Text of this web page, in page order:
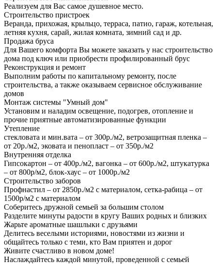
Реализуем для Вас самое душевное место.
Строительство пристроек
Веранда, прихожая, крыльцо, терраса, патио, гараж, котельная,
летняя кухня, сарай, жилая комната, зимний сад и др.
Продажа бруса
Для Вашего комфорта Вы можете заказать у нас строительство
дома под ключ или приобрести профилированный брус
Реконструкция и ремонт
Выполним работы по капитальному ремонту, после
строительства, а также оказываем сервисное обслуживание
домов
Монтаж системы "Умный дом"
Установим и наладим освещение, подогрев, отопление и
прочие приятные автоматизированные функции
Утепление
стекловата и мин.вата – от 300р./м2, ветрозащитная пленка –
от 20р./м2, эковата и пенопласт – от 350р./м2
Внутренняя отделка
Гипсокартон – от 400р./м2, вагонка – от 600р./м2, штукатурка
– от 800р/м2, блок-хаус – от 1000р./м2
Строительство заборов
Профнастил – от 2850р./м2 с материалом, сетка-рабица – от
1500р/м2 с материалом
Соберитесь дружной семьей за большим столом
Разделите минуты радости в кругу Ваших родных и близких
Жарьте ароматные шашлыки с друзьями
Делитесь веселыми историями, новостями из жизни и
общайтесь только с теми, кто Вам приятен и дорог
Живите счастливо в новом доме!
Наслаждайтесь каждой минутой, проведенной с семьей